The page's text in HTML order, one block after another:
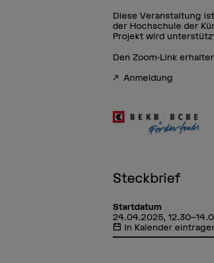
Diese Veranstaltung
der Hochschule der
Projekt wird
Den Zoom-Link
Anmeldung
Steckbrief
Startdatum
24.04.2025,
In Kalender